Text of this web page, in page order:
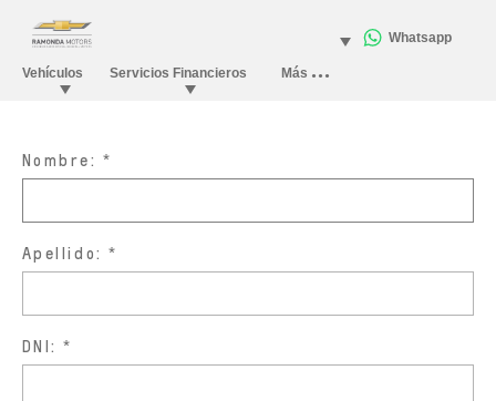
Nombre:
Apellido:
DNI: